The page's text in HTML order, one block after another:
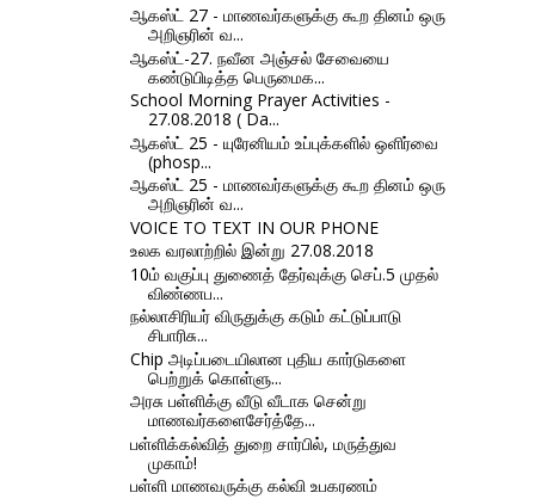
ஆகஸ்ட் 27 - மாணவர்களுக்கு கூற தினம் ஒரு
அறிஞரின் வ...
ஆகஸ்ட்-27. நவீன அஞ்சல் சேவையை
கண்டுபிடித்த பெருமைக...
School Morning Prayer Activities -
27.08.2018 ( Da...
ஆகஸ்ட் 25 - யுரேனியம் உப்புக்களில் ஒளிர்வை
(phosp...
ஆகஸ்ட் 25 - மாணவர்களுக்கு கூற தினம் ஒரு
அறிஞரின் வ...
VOICE TO TEXT IN OUR PHONE
உலக வரலாற்றில் இன்று 27.08.2018
10ம் வகுப்பு துணைத் தேர்வுக்கு செப்.5 முதல்
விண்ணப...
நல்லாசிரியர் விருதுக்கு கடும் கட்டுப்பாடு
சிபாரிசு...
Chip அடிப்படையிலான புதிய கார்டுகளை
பெற்றுக் கொள்ளு...
அரசு பள்ளிக்கு வீடு வீடாக சென்று
மாணவர்களைசேர்த்தே...
பள்ளிக்கல்வித் துறை சார்பில், மருத்துவ
முகாம்!
பள்ளி மாணவருக்கு கல்வி உபகரணம்